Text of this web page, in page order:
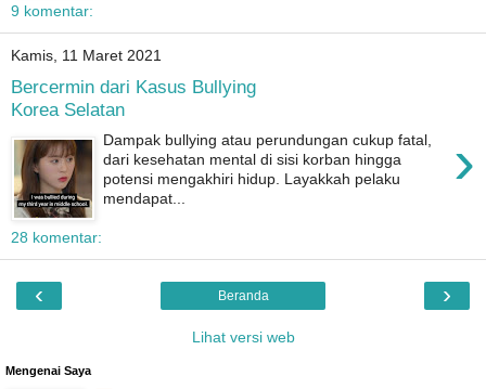
9 komentar:
Kamis, 11 Maret 2021
Bercermin dari Kasus Bullying
Korea Selatan
›
Dampak bullying atau perundungan cukup fatal,
dari kesehatan mental di sisi korban hingga
potensi mengakhiri hidup. Layakkah pelaku
mendapat...
28 komentar:
‹ ›
Beranda
Lihat versi web
Mengenai Saya